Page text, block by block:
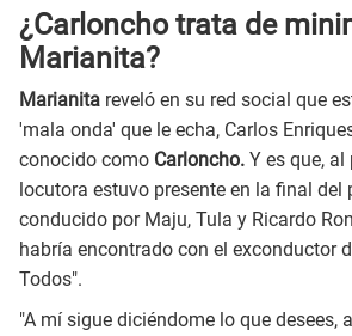
¿Carloncho trata de
Marianita?
Marianita reveló en su red social que
'mala onda' que le echa, Carlos
conocido como Carloncho. Y es que, al
locutora estuvo presente en la final del
conducido por Maju, Tula y Ricardo
habría encontrado con el exconductor
Todos".
"A mí sigue diciéndome lo que desees,